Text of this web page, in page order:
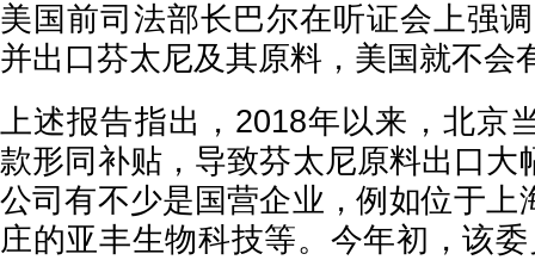
美国前司法部长巴尔在听证会上强
并出口芬太尼及其原料，美国就不会
上述报告指出，2018年以来，北京
款形同补贴，导致芬太尼原料出口大
公司有不少是国营企业，例如位于上
庄的亚丰生物科技等。今年初，该